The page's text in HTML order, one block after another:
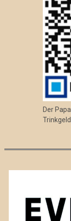
Der
Trinkgeld